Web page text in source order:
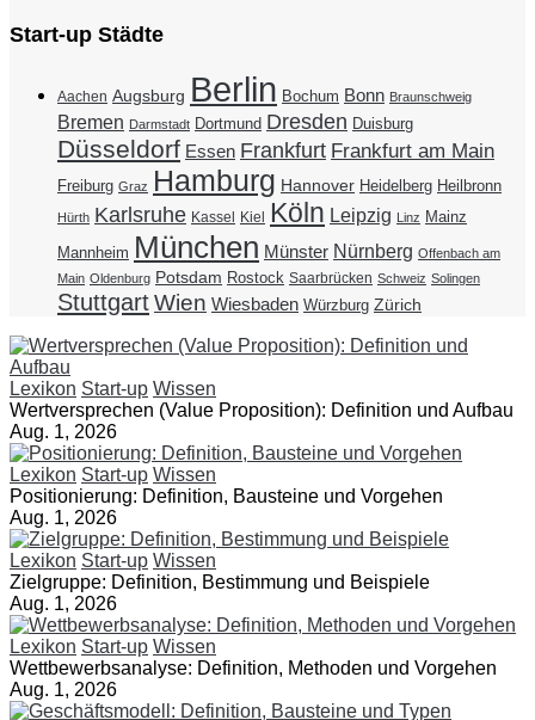
Start-up Städte
Aachen Augsburg Berlin Bochum Bonn Braunschweig
Bremen Darmstadt Dortmund Dresden Duisburg
Düsseldorf Essen Frankfurt Frankfurt am Main
Freiburg Graz Hamburg Hannover Heidelberg Heilbronn
Hürth Karlsruhe Kassel Kiel Köln Leipzig Linz Mainz
Mannheim München Münster Nürnberg Offenbach am
Main Oldenburg Potsdam Rostock Saarbrücken Schweiz Solingen
StuttgartWien Wiesbaden Würzburg Zürich
Lexikon Start-up Wissen
Wertversprechen (Value Proposition): Definition und Aufbau
Aug. 1, 2026
Lexikon Start-up Wissen
Positionierung: Definition, Bausteine und Vorgehen
Aug. 1, 2026
Lexikon Start-up Wissen
Zielgruppe: Definition, Bestimmung und Beispiele
Aug. 1, 2026
Lexikon Start-up Wissen
Wettbewerbsanalyse: Definition, Methoden und Vorgehen
Aug. 1, 2026